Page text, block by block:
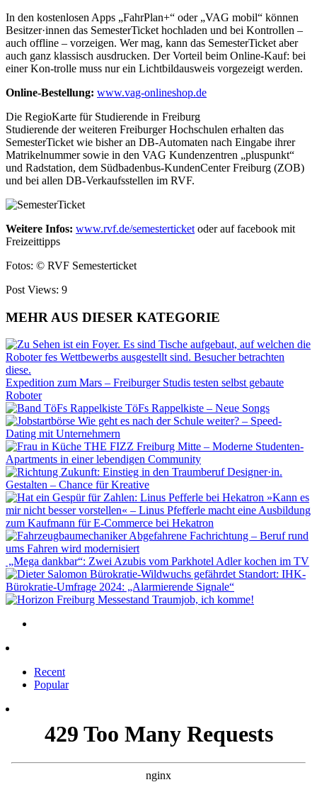
In den kostenlosen Apps „FahrPlan+“ oder „VAG mobil“ können
Besitzer·innen das SemesterTicket hochladen und bei Kontrollen –
auch offline – vorzeigen. Wer mag, kann das SemesterTicket aber
auch ganz klassisch ausdrucken. Der Vorteil beim Online-Kauf: bei
einer Kon-trolle muss nur ein Lichtbildausweis vorgezeigt werden.
Online-Bestellung: www.vag-onlineshop.de
Die RegioKarte für Studierende in Freiburg
Studierende der weiteren Freiburger Hochschulen erhalten das
SemesterTicket wie bisher an DB-Automaten nach Eingabe ihrer
Matrikelnummer sowie in den VAG Kundenzentren „pluspunkt“
und Radstation, dem Südbadenbus-KundenCenter Freiburg (ZOB)
und bei allen DB-Verkaufsstellen im RVF.
Weitere Infos: www.rvf.de/semesterticket oder auf facebook mit
Freizeittipps
Fotos: © RVF Semesterticket
Post Views: 9
MEHR AUS DIESER KATEGORIE
Expedition zum Mars – Freiburger Studis testen selbst gebaute
Roboter
TöFs Rappelkiste – Neue Songs
Wie geht es nach der Schule weiter? – Speed-
Dating mit Unternehmern
THE FIZZ Freiburg Mitte – Moderne Studenten-
Apartments in einer lebendigen Community
Gestalten – Chance für Kreative
»Kann es
mir nicht besser vorstellen« – Linus Pfefferle macht eine Ausbildung
zum Kaufmann für E-Commerce bei Hekatron
Abgefahrene Fachrichtung – Beruf rund
ums Fahren wird modernisiert
„Mega dankbar“: Zwei Azubis vom Parkhotel Adler kochen im TV
Bürokratie-Wildwuchs gefährdet Standort: IHK-
Bürokratie-Umfrage 2024: „Alarmierende Signale“
Traumjob, ich komme!
Recent
Popular